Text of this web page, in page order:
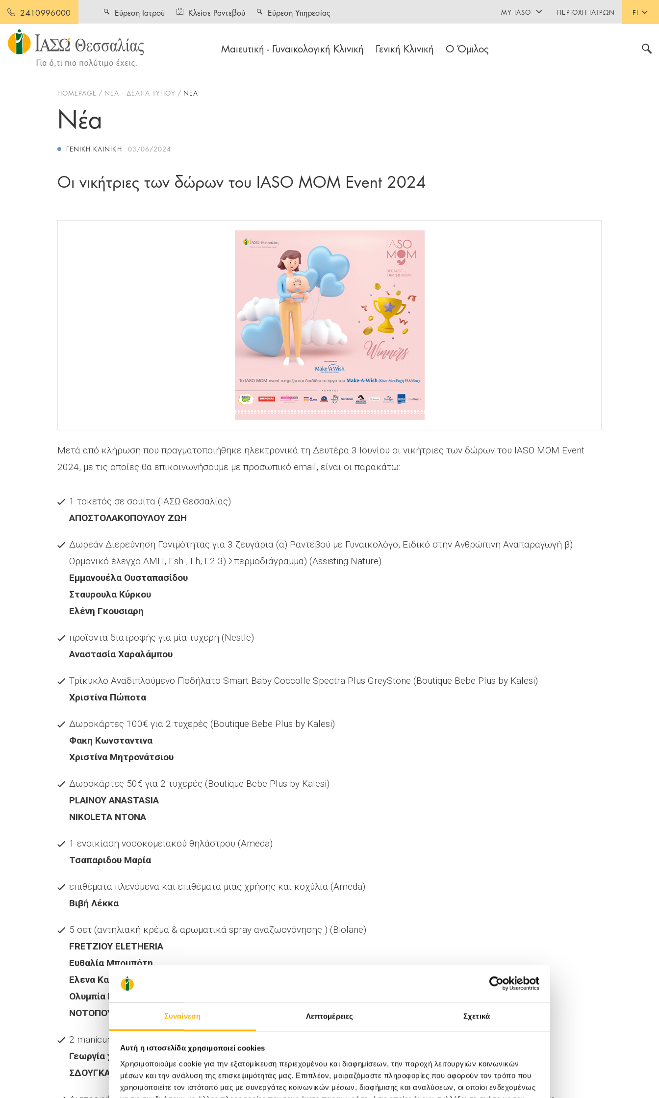
Συναίνεση Λεπτομέρειες Σχετικά
Αυτή η ιστοσελίδα χρησιμοποιεί cookies
Χρησιμοποιούμε cookie για την εξατομίκευση περιεχομένου και διαφημίσεων, την παροχή λειτουργιών κοινωνικών
μέσων και την ανάλυση της επισκεψιμότητάς μας. Επιπλέον, μοιραζόμαστε πληροφορίες που αφορούν τον τρόπο που
χρησιμοποιείτε τον ιστότοπό μας με συνεργάτες κοινωνικών μέσων, διαφήμισης και αναλύσεων, οι οποίοι ενδεχομένως
2410996000 EL
Μαιευτική - Γυναικολογική Κλινική Γενική Κλινική Ο Όμιλος
Εύρεση Ιατρού Κλείσε Ραντεβού Εύρεση Υπηρεσίας MY IASO ΠΕΡΙΟΧΉ ΙΑΤΡΏΝ
HOMEPAGE ΝΕΑ - ΔΕΛΤΙΑ ΤΥΠΟΥ ΝΕΑ
Νέα
ΓΕΝΙΚΉ ΚΛΙΝΙΚΉ 03/06/2024
Οι νικήτριες των δώρων του IASO MOM Event 2024
Μετά από κλήρωση που πραγματοποιήθηκε ηλεκτρονικά τη Δευτέρα 3 Ιουνίου οι νικήτριες των δώρων του IASO MOM Event
2024, με τις οποίες θα επικοινωνήσουμε με προσωπικό email, είναι οι παρακάτω:
1 τοκετός σε σουίτα (ΙΑΣΩ Θεσσαλίας)
ΑΠΟΣΤΟΛΑΚΟΠΟΥΛΟΥ ΖΩΗ
Δωρεάν Διερεύνηση Γονιμότητας για 3 ζευγάρια (α) Ραντεβού με Γυναικολόγο, Ειδικό στην Ανθρώπινη Αναπαραγωγή β)
Ορμονικό έλεγχο ΑΜΗ, Fsh , Lh, E2 3) Σπερμοδιάγραμμα) (Assisting Nature)
Εμμανουέλα Ουσταπασίδου
Σταυρουλα Κύρκου
Ελένη Γκουσιαρη
προϊόντα διατροφής για μία τυχερή (Nestle)
Αναστασία Χαραλάμπου
Τρίκυκλο Αναδιπλούμενο Ποδήλατο Smart Baby Coccolle Spectra Plus GreyStone (Boutique Bebe Plus by Kalesi)
Χριστίνα Πώποτα
Δωροκάρτες 100€ για 2 τυχερές (Boutique Bebe Plus by Kalesi)
Φακη Κωνσταντινα
Χριστίνα Μητρονάτσιου
Δωροκάρτες 50€ για 2 τυχερές (Boutique Bebe Plus by Kalesi)
PLAINOY ANASTASIA
NIKOLETA NTONA
1 ενοικίαση νοσοκομειακού θηλάστρου (Ameda)
Τσαπαριδου Μαρία
επιθέματα πλενόμενα και επιθέματα μιας χρήσης και κοχύλια (Ameda)
Βιβή Λέκκα
5 σετ (αντηλιακή κρέμα & αρωματικά spray αναζωογόνησης ) (Biolane)
FRETZIOY ELETHERIA
Ευθαλία Μπομπότη
Ελενα Καματερη
Ολυμπία Καρατζολιτη
ΝΟΤΟΠΟΥΛΟΥ ΑΡΕΤΗ
2 manicure-pedicure (μέχρι 15/6/24) (Beauty Home)
Γεωργία χαλκιά
ΣΔΟΥΓΚΑ ΕΥΔΟΚΙΑ